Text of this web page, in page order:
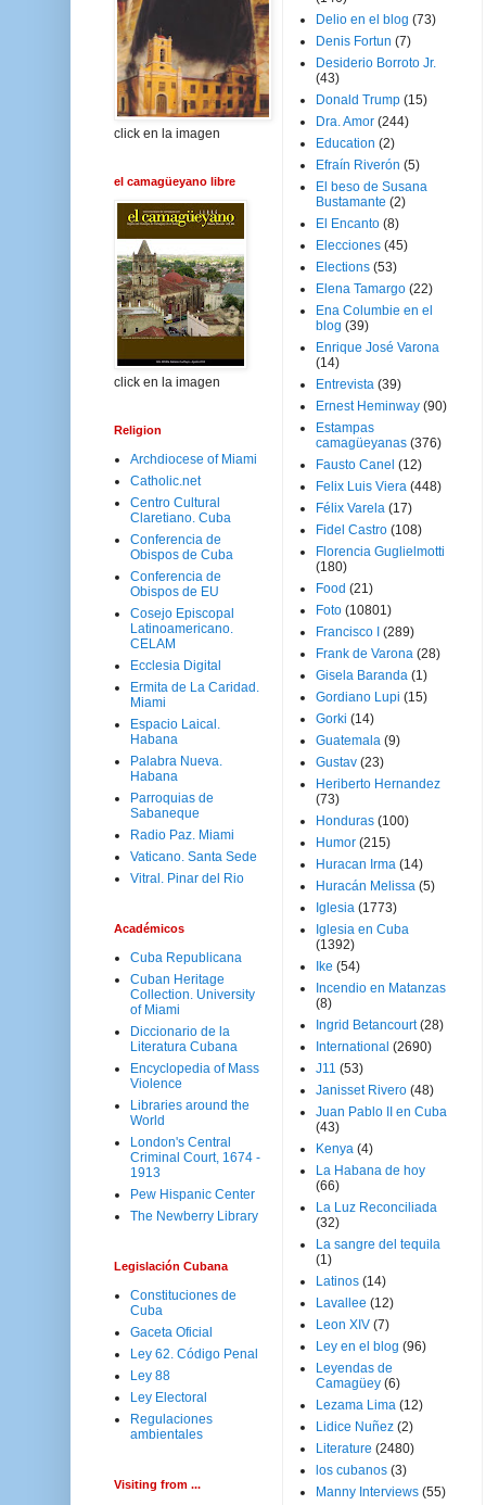
click en la imagen
el camagüeyano libre
click en la imagen
Religion
Archdiocese of Miami
Catholic.net
Centro Cultural
Claretiano. Cuba
Conferencia de
Obispos de Cuba
Conferencia de
Obispos de EU
Cosejo Episcopal
Latinoamericano.
CELAM
Ecclesia Digital
Ermita de La Caridad.
Miami
Espacio Laical.
Habana
Palabra Nueva.
Habana
Parroquias de
Sabaneque
Radio Paz. Miami
Vaticano. Santa Sede
Vitral. Pinar del Rio
Académicos
Cuba Republicana
Cuban Heritage
Collection. University
of Miami
Diccionario de la
Literatura Cubana
Encyclopedia of Mass
Violence
Libraries around the
World
London's Central
Criminal Court, 1674 -
1913
Pew Hispanic Center
The Newberry Library
Legislación Cubana
Constituciones de
Cuba
Gaceta Oficial
Ley 62. Código Penal
Ley 88
Ley Electoral
Regulaciones
ambientales
Visiting from ...
Delio en el blog (73)
Denis Fortun (7)
Desiderio Borroto Jr.
(43)
Donald Trump (15)
Dra. Amor (244)
Education (2)
Efraín Riverón (5)
El beso de Susana
Bustamante (2)
El Encanto (8)
Elecciones (45)
Elections (53)
Elena Tamargo (22)
Ena Columbie en el
blog (39)
Enrique José Varona
(14)
Entrevista (39)
Ernest Heminway (90)
Estampas
camagüeyanas (376)
Fausto Canel (12)
Felix Luis Viera (448)
Félix Varela (17)
Fidel Castro (108)
Florencia Guglielmotti
(180)
Food (21)
Foto (10801)
Francisco I
(289)
Frank de Varona (28)
Gisela Baranda (1)
Gordiano Lupi (15)
Gorki (14)
Guatemala (9)
Gustav (23)
Heriberto Hernandez
(73)
Honduras (100)
Humor (215)
Huracan Irma (14)
Huracán Melissa (5)
Iglesia (1773)
Iglesia en Cuba
(1392)
Ike (54)
Incendio en Matanzas
(8)
Ingrid Betancourt (28)
International (2690)
J11 (53)
Janisset Rivero (48)
Juan Pablo II en Cuba
(43)
Kenya (4)
La Habana de hoy
(66)
La Luz Reconciliada
(32)
La sangre del tequila
(1)
Latinos (14)
Lavallee (12)
Leon XIV (7)
Ley en el blog (96)
Leyendas de
Camagüey (6)
Lezama Lima (12)
Lidice Nuñez (2)
Literature (2480)
los cubanos (3)
Manny Interviews (55)